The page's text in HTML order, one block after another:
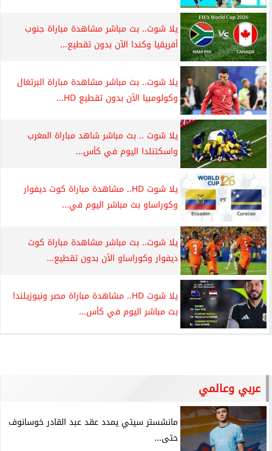
يلا شوت.. بث مباشر مشاهدة مباراة جنوب
أفريقيا وكندا الآن بدون تقطيع...
يلا شوت.. بث مباشر مشاهدة مباراة البرتغال
وكولومبيا الآن بدون تقطيع HD...
يلا شوت .. بث مباشر شاهد مباراة المغرب
واسكتنلدا اليوم في كأس...
يلا شوت HD.. مشاهدة مباراة كوت ديفوار
وكوراساو بث مباشر اليوم في...
يلا شوت.. بث مباشر مشاهدة مباراة كوت
ديفوار وكوراساو الآن بدون تقطيع...
يلا شوت HD.. مشاهدة مباراة مصر ونيوزيلندا
بث مباشر اليوم في كأس...
عربي وعالمي
مانشستر سيتي يمدد عقد عبد القادر خوسانوف
حتى...